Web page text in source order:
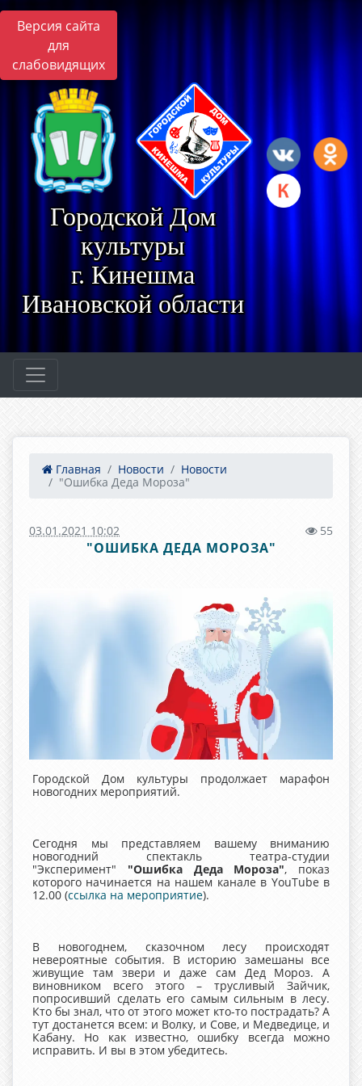
Версия сайта
для
слабовидящих
Городской Дом
культуры
г. Кинешма
Ивановской области
Главная Новости
Новости
"Ошибка Деда Мороза"
03.01.2021 10:02 55
"ОШИБКА ДЕДА МОРОЗА"
Городской Дом культуры продолжает марафон
новогодних мероприятий.
Сегодня мы представляем вашему вниманию
новогодний спектакль театра-студии
"Эксперимент" "Ошибка Деда Мороза", показ
которого начинается на нашем канале в YouTube в
12.00 (ссылка на мероприятие).
В новогоднем, сказочном лесу происходят
невероятные события. В историю замешаны все
живущие там звери и даже сам Дед Мороз. А
виновником всего этого – трусливый Зайчик,
попросивший сделать его самым сильным в лесу.
Кто бы знал, что от этого может кто-то пострадать? А
тут достанется всем: и Волку, и Сове, и Медведице, и
Кабану. Но как известно, ошибку всегда можно
исправить. И вы в этом убедитесь.